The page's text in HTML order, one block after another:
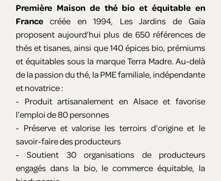
Première Maison de thé bio et équitable en
France créée en 1994, Les Jardins de Gaïa
proposent aujourd’hui plus de 650 références de
thés et tisanes, ainsi que 140 épices bio, prémiums
et équitables sous la marque Terra Madre. Au-delà
de la passion du thé, la PME familiale, indépendante
et novatrice :
- Produit artisanalement en Alsace et favorise
l’emploi de 80 personnes
- Préserve et valorise les terroirs d’origine et le
savoir-faire des producteurs
- Soutient 30 organisations de producteurs
engagés dans la bio, le commerce équitable, la